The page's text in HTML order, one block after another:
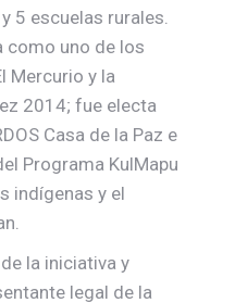
5 escuelas rurales.
como uno de los
Mercurio y la
2014; fue electa
Casa de la Paz e
Programa KulMapu
indígenas y el
la iniciativa y
legal de la